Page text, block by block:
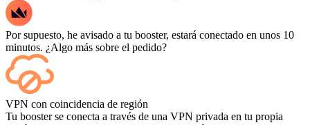
Por supuesto, he avisado a tu booster, estará conectado en unos 10
minutos. ¿Algo más sobre el pedido?
Sí, cada partida aparece en tu panel de control a medida que termina,
y si quieres ver las partidas en sí, añade Streaming al finalizar la
compra.
VPN con coincidencia de región
Tu booster se conecta a través de una VPN privada en tu propia